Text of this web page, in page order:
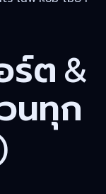
ร์ต &
นทุก